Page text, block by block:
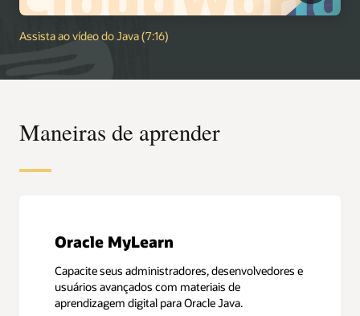
Assista ao vídeo do Java (7:16)
Maneiras de aprender
Oracle MyLearn
Capacite seus administradores, desenvolvedores e
usuários avançados com materiais de
aprendizagem digital para Oracle Java.